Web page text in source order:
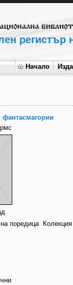
регистър
Начало
фантасмагории
поредица